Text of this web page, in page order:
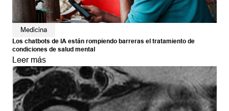
Medicina
Los chatbots de IA están rompiendo barreras el tratamiento de
condiciones de salud mental
Leer más